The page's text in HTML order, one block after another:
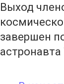
Выход
завершен